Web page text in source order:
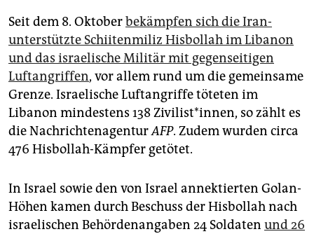
Seit dem 8. Oktoberbekämpfen sich die Iran-
unterstützte Schiitenmiliz Hisbollah im Libanon
und das israelische Militär mit gegenseitigen
Luftangriffen, vor allem rund um die gemeinsame
Grenze. Israelische Luftangriffe töteten im
Libanon mindestens 138 Zivilist*innen, so zählt es
die NachrichtenagenturAFP. Zudem wurden circa
476 Hisbollah-Kämpfer getötet.
In Israel sowie den von Israel annektierten Golan-
Höhen kamen durch Beschuss der Hisbollah nach
israelischen Behördenangaben 24 Soldaten und 26